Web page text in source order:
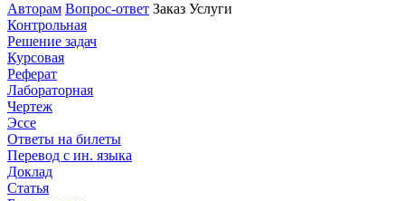
Авторам Вопрос-ответ Заказ Услуги
Контрольная
Решение задач
Курсовая
Реферат
Лабораторная
Чертеж
Эссе
Ответы на билеты
Перевод с ин. языка
Доклад
Статья